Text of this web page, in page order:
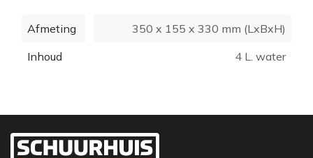
- Een pomp met zeep
- Een pomp met desinfectiemiddel
- Afvalemmer
- Bevestigingsbeugel
Afmeting
350 x 155 x 330 mm (LxBxH)
Inhoud
4 L. water